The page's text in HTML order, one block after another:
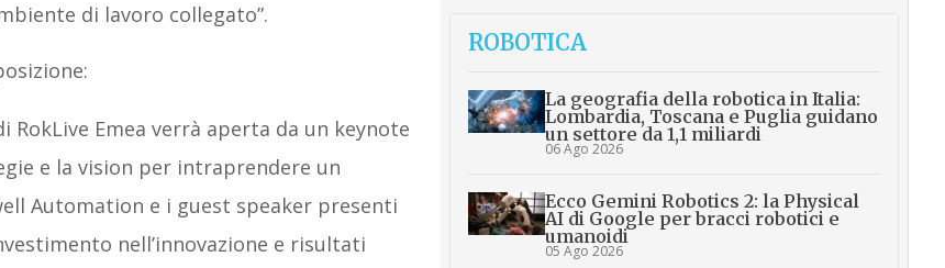
di lavoro collegato”.
Emea verrà aperta da un keynote
e la vision per intraprendere un
Automation e i guest speaker presenti
nell’innovazione e risultati
ROBOTICA
La geografia della robotica in Italia:
Lombardia, Toscana e Puglia guidano
un settore da 1,1 miliardi
06 Ago 2026
Ecco Gemini Robotics 2: la Physical
AI di Google per bracci robotici e
umanoidi
05 Ago 2026